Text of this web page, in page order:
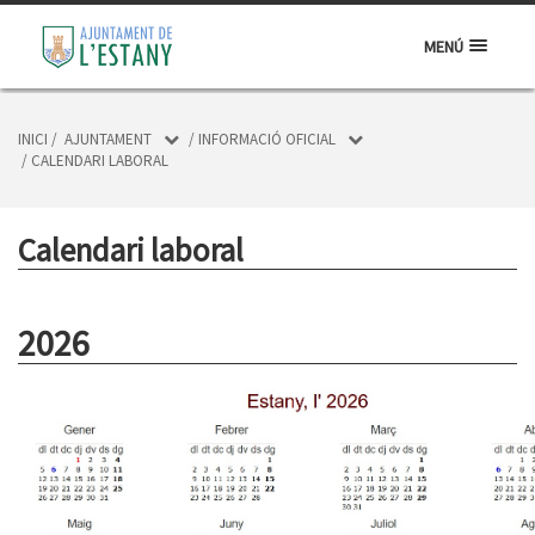
MENÚ
INICI / AJUNTAMENT / INFORMACIÓ OFICIAL
/ CALENDARI LABORAL
Calendari laboral
2026